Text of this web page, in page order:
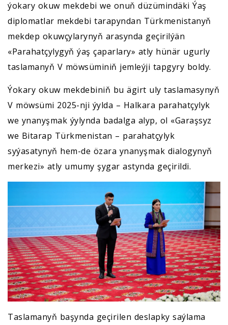
ýokary okuw mekdebi we onuň düzümindäki Ýaş
diplomatlar mekdebi tarapyndan Türkmenistanyň
mekdep okuwçylarynyň arasynda geçirilýän
«Parahatçylygyň ýaş çaparlary» atly hünär ugurly
taslamanyň V möwsüminiň jemleýji tapgyry boldy.
Ýokary okuw mekdebiniň bu ägirt uly taslamasynyň
V möwsümi 2025-nji ýylda – Halkara parahatçylyk
we ynanyşmak ýylynda badalga alyp, ol «Garaşsyz
we Bitarap Türkmenistan – parahatçylyk
syýasatynyň hem-de özara ynanyşmak dialogynyň
merkezi» atly umumy şygar astynda geçirildi.
Taslamanyň başynda geçirilen deslapky saýlama